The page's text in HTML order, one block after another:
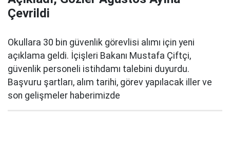
Çevrildi
Okullara 30 bin güvenlik görevlisi alımı için yeni
açıklama geldi. İçişleri Bakanı Mustafa Çiftçi,
güvenlik personeli istihdamı talebini duyurdu.
Başvuru şartları, alım tarihi, görev yapılacak iller ve
son gelişmeler haberimizde